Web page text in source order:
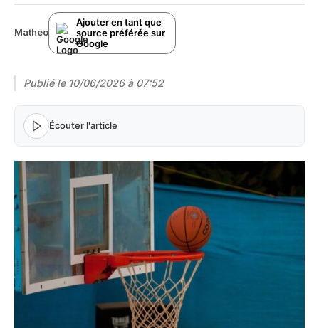
Matheo
Ajouter en tant que
source préférée sur
Google
Publié le 10/06/2026 à 07:52
Écouter l'article